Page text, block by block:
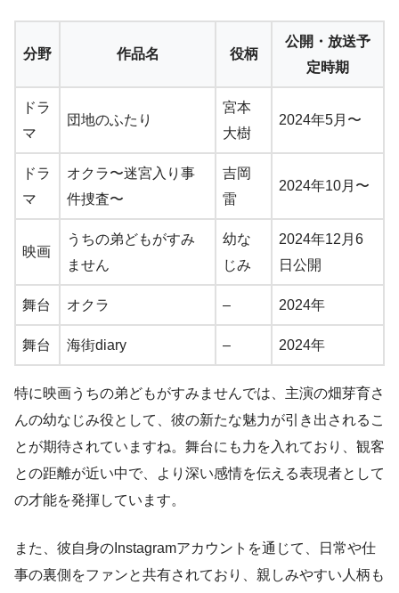
分野 作品名 役柄
公開・放送予
定時期
ドラ
マ
団地のふたり
宮本
大樹
2024年5月〜
ドラ
マ
オクラ〜迷宮入り事
件捜査〜
吉岡
雷
2024年10月〜
映画
うちの弟どもがすみ
ません
幼な
じみ
2024年12月6
日公開
舞台 オクラ – 2024年
舞台 海街diary – 2024年
特に映画うちの弟どもがすみませんでは、主演の畑芽育さ
んの幼なじみ役として、彼の新たな魅力が引き出されるこ
とが期待されていますね。舞台にも力を入れており、観客
との距離が近い中で、より深い感情を伝える表現者として
の才能を発揮しています。
また、彼自身のInstagramアカウントを通じて、日常や仕
事の裏側をファンと共有されており、親しみやすい人柄も